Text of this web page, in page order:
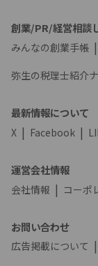
創業/PR/経営相談
みんなの創業手帳
弥生の税理士紹介
最新情報について
X Facebook
運営会社情報
会社情報 コーポ
お問い合わせ
広告掲載について